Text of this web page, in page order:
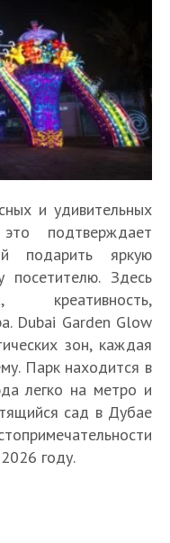
и удивительных
подтверждает
подарить яркую
посетителю. Здесь
креативность,
Dubai Garden Glow
зон, каждая
Парк находится в
легко на метро и
сад в Дубае
году.